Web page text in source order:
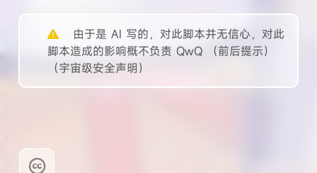
由于是 AI 写的，对此脚本并无信心，对此
脚本造成的影响概不负责 QwQ （前后提示）
（宇宙级安全声明）